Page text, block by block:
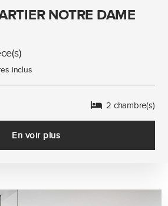
NOTRE DAME
inclus
2 chambre(s)
En voir plus